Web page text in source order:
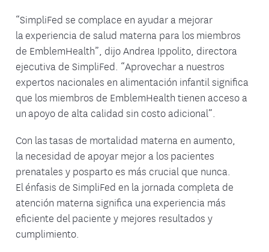
“SimpliFed se complace en ayudar a mejorar
la experiencia de salud materna para los miembros
de EmblemHealth”, dijo Andrea Ippolito, directora
ejecutiva de SimpliFed. “Aprovechar a nuestros
expertos nacionales en alimentación infantil significa
que los miembros de EmblemHealth tienen acceso a
un apoyo de alta calidad sin costo adicional”.
Con las tasas de mortalidad materna en aumento,
la necesidad de apoyar mejor a los pacientes
prenatales y posparto es más crucial que nunca.
El énfasis de SimpliFed en la jornada completa de
atención materna significa una experiencia más
eficiente del paciente y mejores resultados y
cumplimiento.